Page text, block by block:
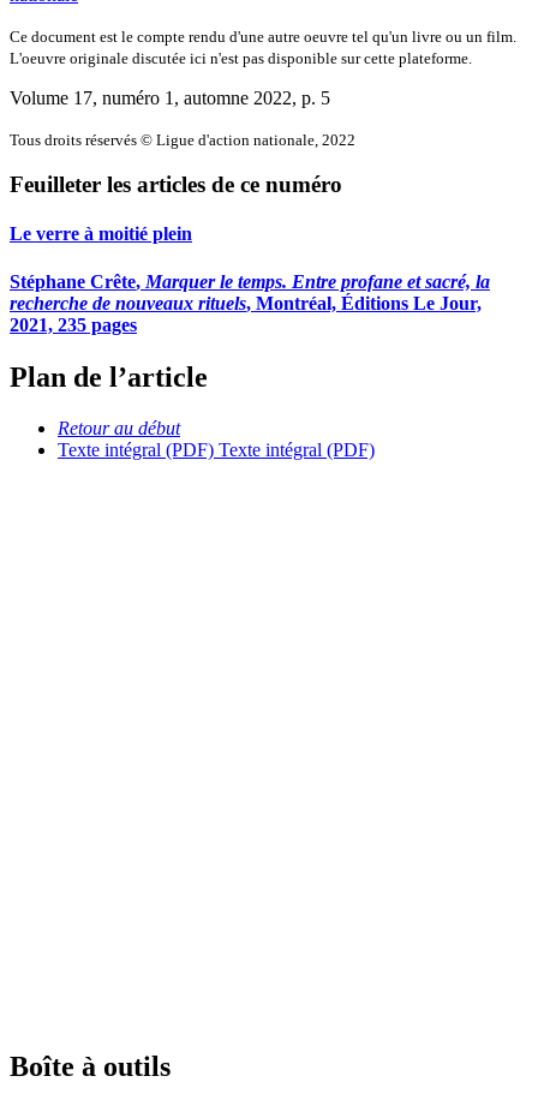
Ce document est le compte rendu d'une autre oeuvre tel qu'un livre ou un film.
L'oeuvre originale discutée ici n'est pas disponible sur cette plateforme.
Volume 17, numéro 1, automne 2022, p. 5
Tous droits réservés © Ligue d'action nationale, 2022
Feuilleter les articles de ce numéro
Le verre à moitié plein
Stéphane Crête, Marquer le temps. Entre profane et sacré, la
recherche de nouveaux rituels, Montréal, Éditions Le Jour,
2021, 235 pages
Plan de l’article
Retour au début
Texte intégral (PDF) Texte intégral (PDF)
Boîte à outils